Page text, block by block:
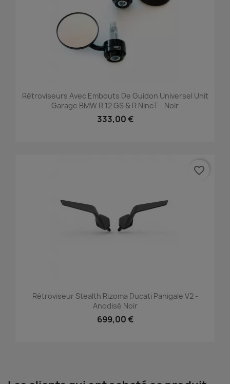
Rétroviseurs Avec Embouts De Guidon Universel Unit
Garage BMW R 12 GS & R NineT - Noir
333,00 €
Rétroviseur Stealth Rizoma Ducati Panigale V2 -
Anodisé Noir
699,00 €
favorite_border